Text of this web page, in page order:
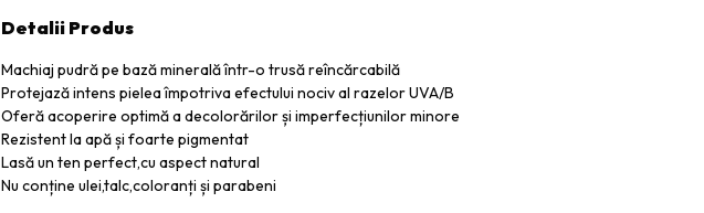
Detalii Produs
Machiaj pudră pe bază minerală într-o trusă reîncărcabilă
Protejază intens pielea împotriva efectului nociv al razelor UVA/B
Oferă acoperire optimă a decolorărilor și imperfecțiunilor minore
Rezistent la apă și foarte pigmentat
Lasă un ten perfect,cu aspect natural
Nu conține ulei,talc,coloranți și parabeni